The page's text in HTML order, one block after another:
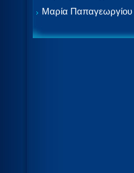
Μαρία Παπαγεωργίου